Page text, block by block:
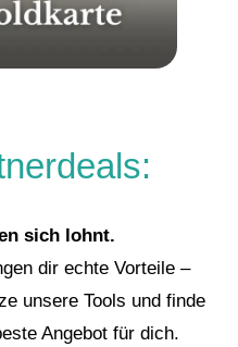
sich lohnt.
dir echte Vorteile –
unsere Tools und finde
Angebot für dich.